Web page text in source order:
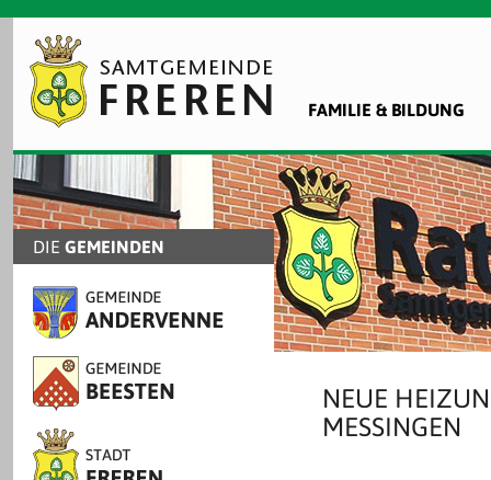
FAMILIE & BILDUNG
DIE GEMEINDEN
NEUE
MESSINGEN